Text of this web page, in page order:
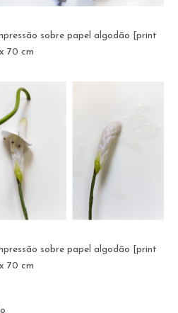
sobre papel algodão [print
70 cm
sobre papel algodão [print
70 cm